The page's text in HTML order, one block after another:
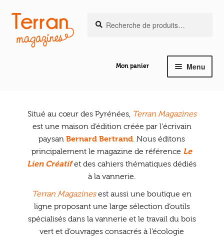
Aller
la
Aller
au
contenu
pour :
Mon panier Menu
menu
Abeilles en liberté
enfant
Les ouvrages
le
Les outils
menu
Jeux & DVD
Situé au cœur des Pyrénées, Terran Magazines
est une maison d’édition créée par l'écrivain
paysanBernard Bertrand. Nous éditons
principalement le magazine de référence Le
Lien Créatifet des cahiers thématiques dédiés
à la vannerie.
Terran Magazinesest aussi une boutique en
ligne proposant une large sélection d’outils
spécialisés dans la vannerie et le travail du bois
vert et d’ouvrages consacrés à l’écologie